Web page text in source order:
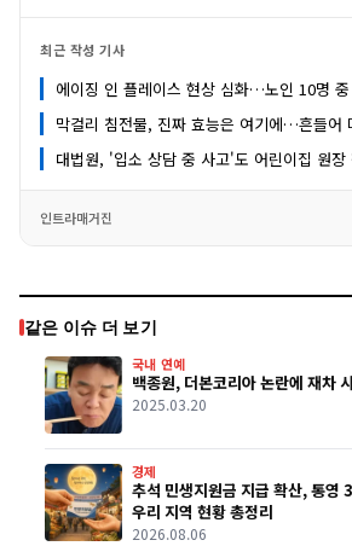
최근 작성 기사
에이징 인 플레이스 현상 심화…노인 10명
막걸리 침전물, 진짜 효능은 여기에…흔들어
대법원, '입소 상담 중 사고'도 어린이집 원장
인트라매거진
같은 이슈 더 보기
국내 연예
백종원, 더본코리아 논란에 재차
2025.03.20
경제
추석 민생지원금 지급 확산, 통영
우리 지역 현황 총정리
2026.08.06